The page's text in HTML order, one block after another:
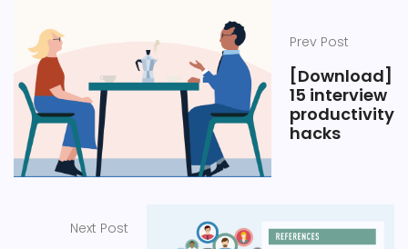
Prev Post
[Download]
15 interview
productivity
hacks
Next Post